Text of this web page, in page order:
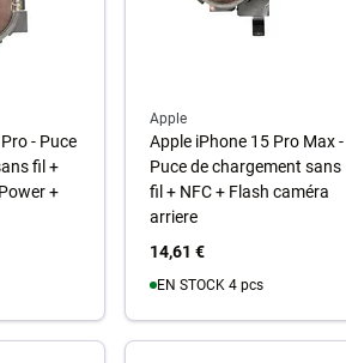
- Puce
fil +
+
Apple
Apple iPhone 15 Pro Max -
Puce de chargement sans
fil + NFC + Flash caméra
arriere
14,61 €
EN STOCK 4 pcs